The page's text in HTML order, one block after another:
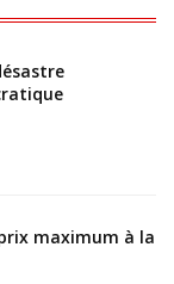
prix maximum à la